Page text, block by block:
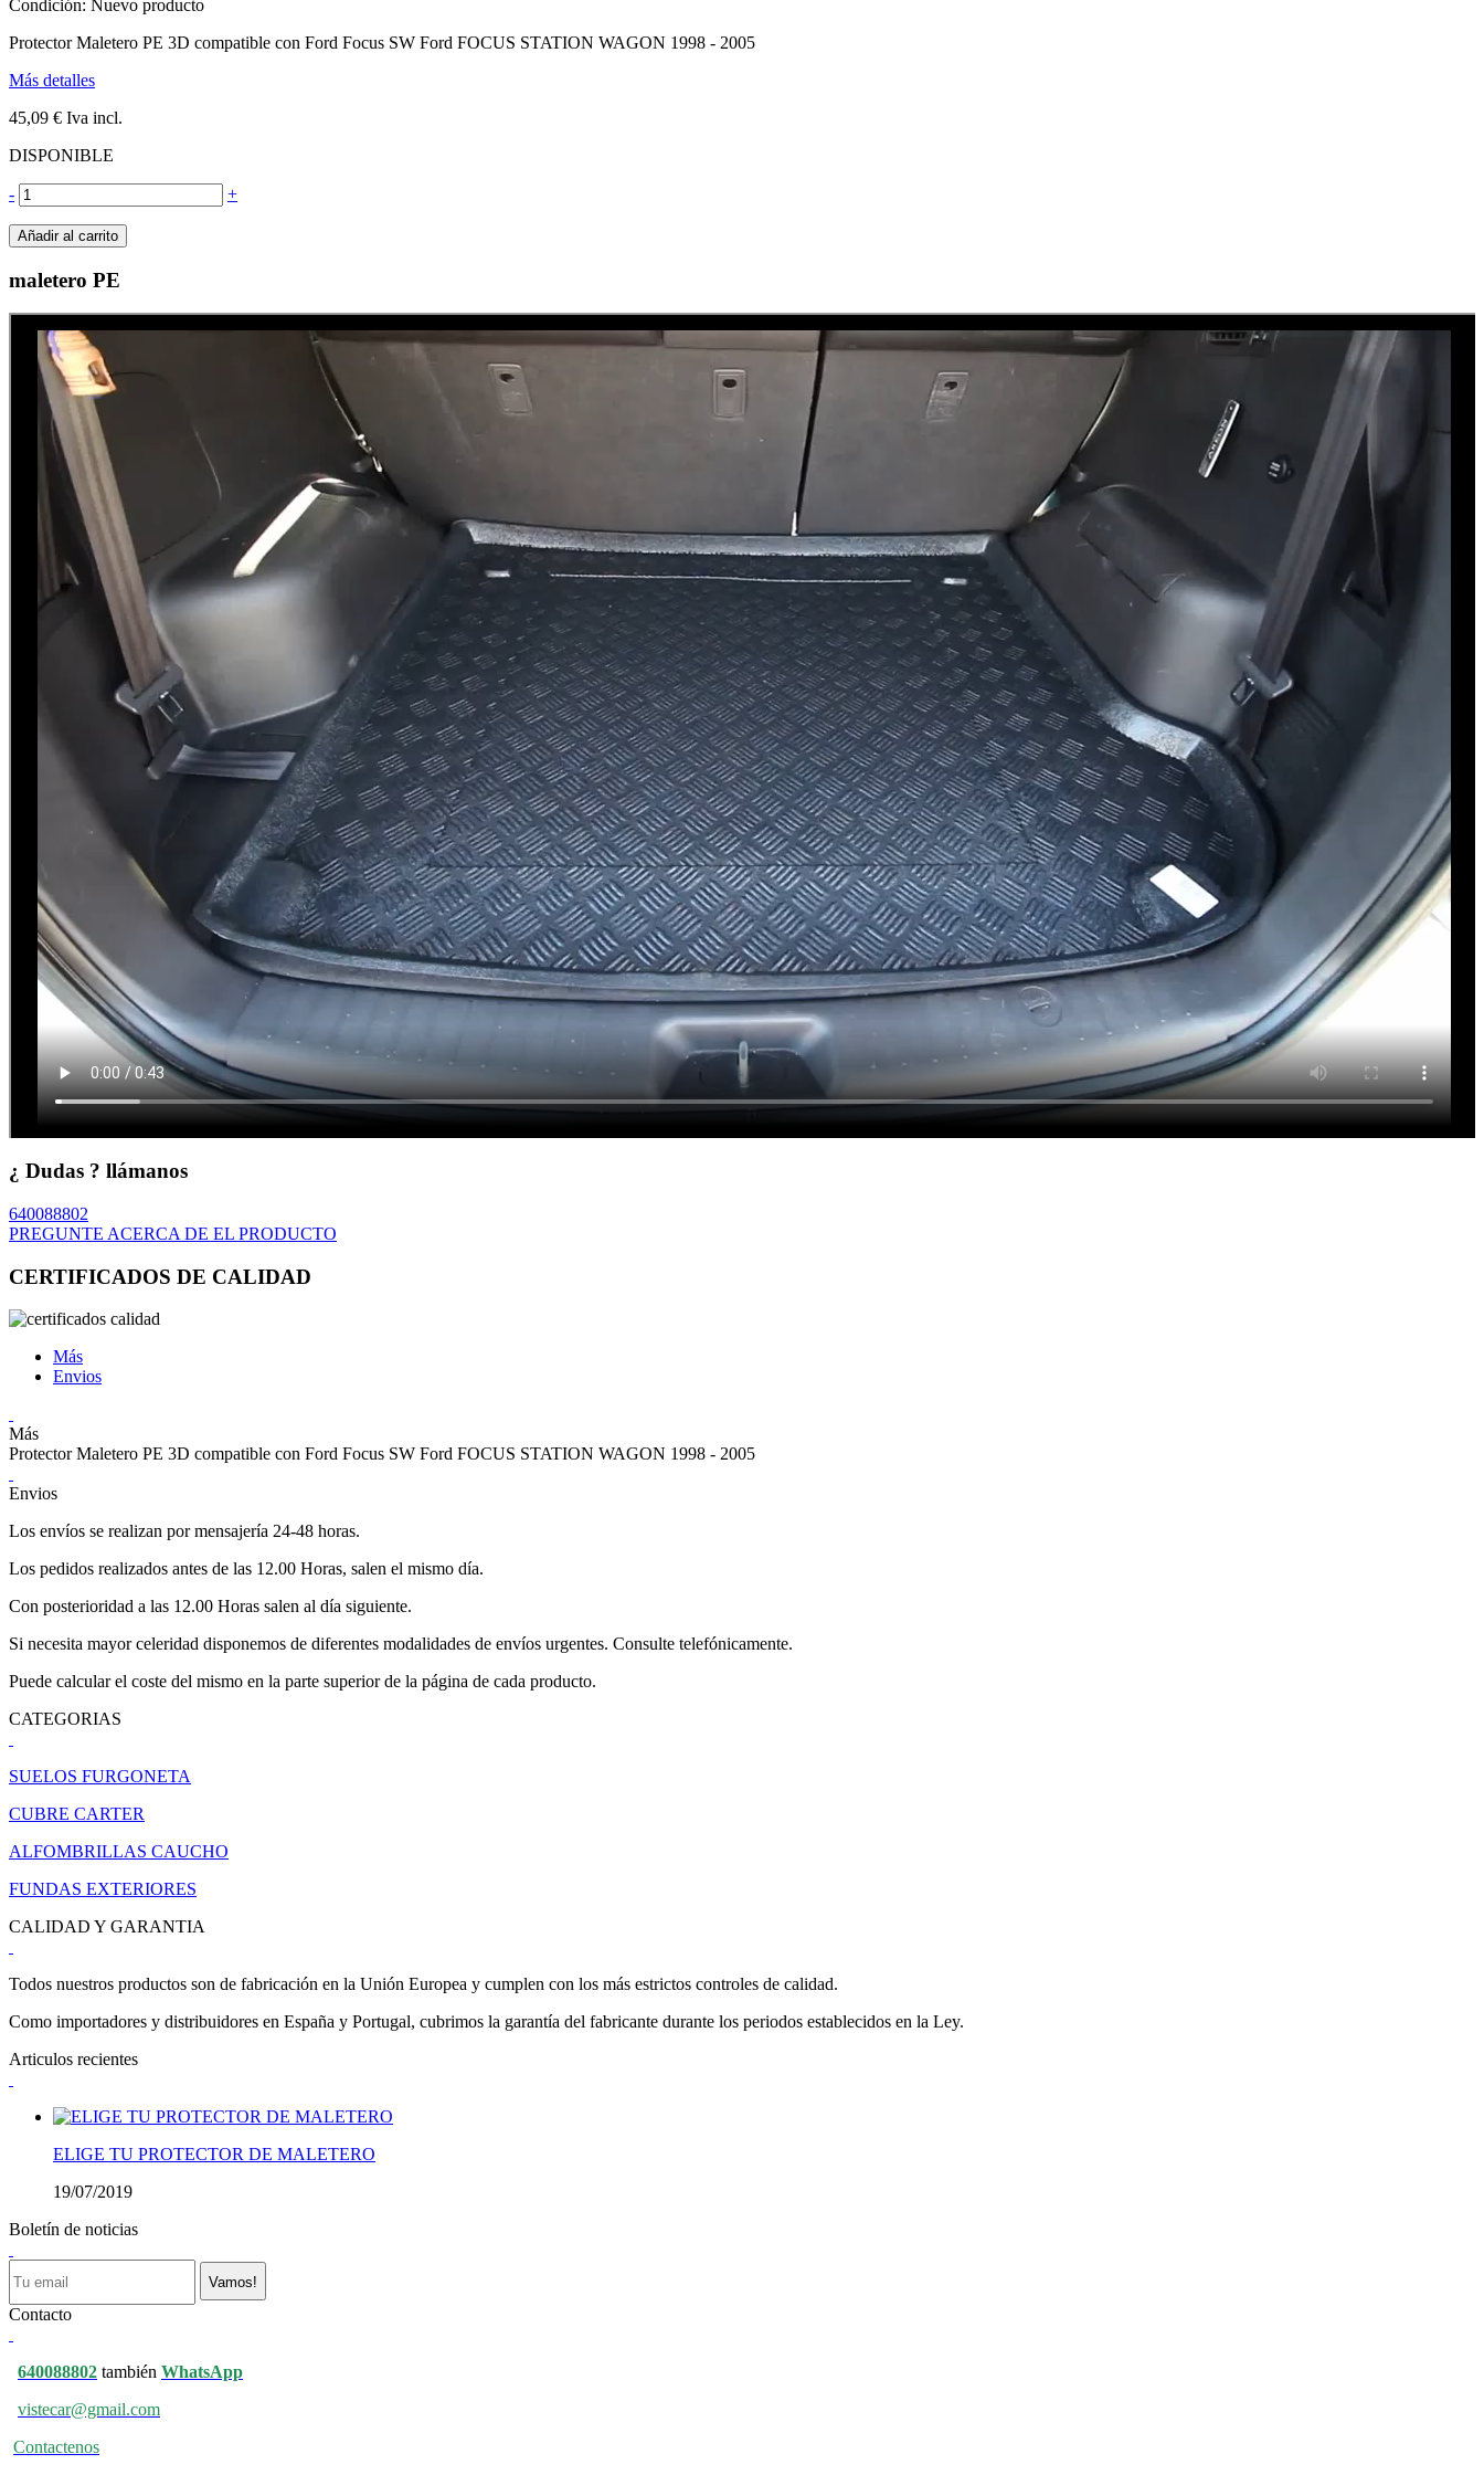
Condición: Nuevo producto
Protector Maletero PE 3D compatible con Ford Focus SW Ford FOCUS STATION WAGON 1998 - 2005
Más detalles
45,09 € Iva incl.
DISPONIBLE
- +
Añadir al carrito
maletero PE
¿ Dudas ? llámanos
640088802
PREGUNTE ACERCA DE EL PRODUCTO
CERTIFICADOS DE CALIDAD
Más
Envios
Más
Protector Maletero PE 3D compatible con Ford Focus SW Ford FOCUS STATION WAGON 1998 - 2005
Envios
Los envíos se realizan por mensajería 24-48 horas.
Los pedidos realizados antes de las 12.00 Horas, salen el mismo día.
Con posterioridad a las 12.00 Horas salen al día siguiente.
Si necesita mayor celeridad disponemos de diferentes modalidades de envíos urgentes. Consulte telefónicamente.
Puede calcular el coste del mismo en la parte superior de la página de cada producto.
CATEGORIAS
SUELOS FURGONETA
CUBRE CARTER
ALFOMBRILLAS CAUCHO
FUNDAS EXTERIORES
CALIDAD Y GARANTIA
Todos nuestros productos son de fabricación en la Unión Europea y cumplen con los más estrictos controles de calidad.
Como importadores y distribuidores en España y Portugal, cubrimos la garantía del fabricante durante los periodos establecidos en la Ley.
Articulos recientes
ELIGE TU PROTECTOR DE MALETERO
19/07/2019
Boletín de noticias
Vamos!
Contacto
640088802 también WhatsApp
vistecar@gmail.com
Contactenos